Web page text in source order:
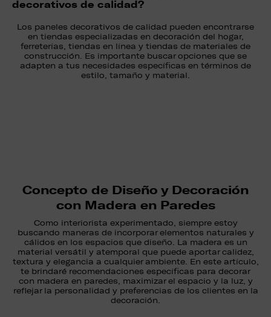
decorativos de calidad?
Los paneles decorativos de calidad pueden encontrarse
en tiendas especializadas en decoración del hogar,
ferreterías, tiendas en línea y tiendas de materiales de
construcción. Es importante buscar opciones que se
adapten a tus necesidades específicas en términos de
estilo, tamaño y material.
Concepto de Diseño y Decoración
con Madera en Paredes
Como interiorista experimentado, siempre estoy
buscando maneras de incorporar elementos naturales y
cálidos en los espacios que diseño. La madera es un
material versátil y atemporal que puede aportar calidez,
textura y elegancia a cualquier ambiente. En este artículo,
te brindaré recomendaciones específicas para decorar
con madera en paredes, maximizar el espacio y la luz, y
reflejar la personalidad y preferencias de los clientes en la
decoración.